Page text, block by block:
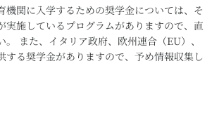
機関に入学するための奨学金については、そ
実施しているプログラムがありますので、直
また、イタリア政府、欧州連合（EU）、
する奨学金がありますので、予め情報収集し